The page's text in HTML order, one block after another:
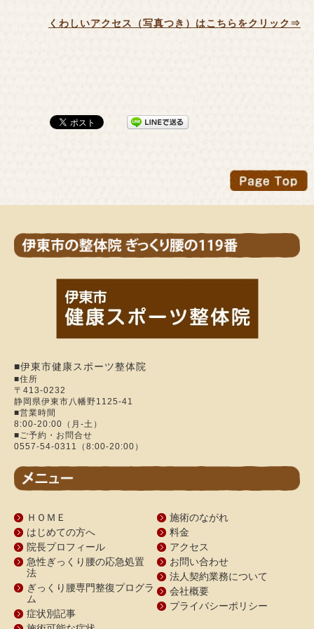
くわしいアクセス（写真つき）はこちらをクリック⇒
■伊東市健康スポーツ整体院
■住所
〒413-0232
静岡県伊東市八幡野1125-41
■営業時間
8:00-20:00（月-土）
■ご予約・お問合せ
0557-54-0311（8:00-20:00）
ＨＯＭＥ
はじめての方へ
院長プロフィール
急性ぎっくり腰の応急処置
法
ぎっくり腰専門整復プログラ
ム
症状別記事
施術のながれ
料金
アクセス
お問い合わせ
法人契約業務について
会社概要
プライバシーポリシー